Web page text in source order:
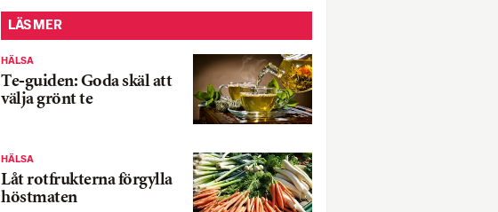
LÄS MER
HÄLSA
Te-guiden: Goda skäl att
välja grönt te
HÄLSA
Låt rotfrukterna förgylla
höstmaten